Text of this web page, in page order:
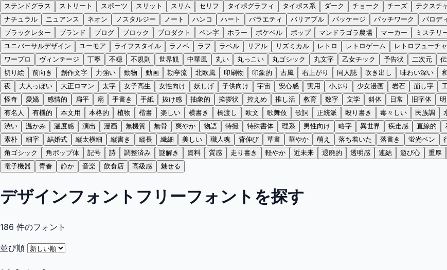
ステンドグラス
ストリート スポーツ スリット スリム セリフ タイポグラフィ タイポス系 ダーク チョーク チーズ テクスチ
ナチュラル
ニュアンス ネオン ノスタルジー ノート ハンコ ハート バラエティ バリアブル パッケージ パッチワーク パロデ
ブラックレター
ブランド ブログ ブロック プロダクト ペン字 ホラー ポケベル ポップ マンドラゴラ農場 マーカー ミステリ
ユニバーサルデザイン
ユーモア ライフスタイル ラノベ ラフ ラベル リアル リズミカル レトロ レトロゲーム レトロフューチ
ワープロ
ヴィンテージ 丁寧 不穏 不規則 世界観 中華風 丸い 丸っこい 丸ゴシック 丸文字 乙女チック 予告状 二次元
切り絵
前向き 創作文字 力強い 動物 動画 勘亭流 北欧風 印刷物 印象的 古風 右上がり 同人誌 吹き出し 味わい深い
夜
大人っぽい 大正ロマン 太字 女子高生 女性向け 妖しげ 子供向け 宇宙 安心感 実用 小ぶり 少女漫画 岩石 崩し字
怪奇
愛嬌 感情的 扁平 扇 手書き 手紙 抜け感 抽象的 挨拶状 控えめ 推し活 教育 数字 文学 斜体 日常 旧字体
有名人
有機的 本文用 本格的 植物 楷書 楽しい 横書き 橋渡し 欧文 歌舞伎 歌詞 正統派 殴り書き 毒々しい 民族調
渋い
温かみ 温度感 演出 漫画 無機質 無骨 爽やか 物語 特撮 特殊書体 理系 男性向け 略字 異世界 疾走感 直線的
素朴
細字 結婚式 縦太横細 縦書き 縦長 繊細 美しい 職人魂 背伸び 草書 華やか 萌え 落ち着いた 落書き 蛍光ペン
角ゴシック
角ポップ体 記号 詩 調整済み 謎解き 資料 質感 走り書き 軽やか 近未来 退廃的 透明感 連結 遊び心 重厚
電子機器
青春 静か 音楽 飲食店 高級感 魅せる
デザインフォントフリーフォントを探す
186 件のフォント
並び順